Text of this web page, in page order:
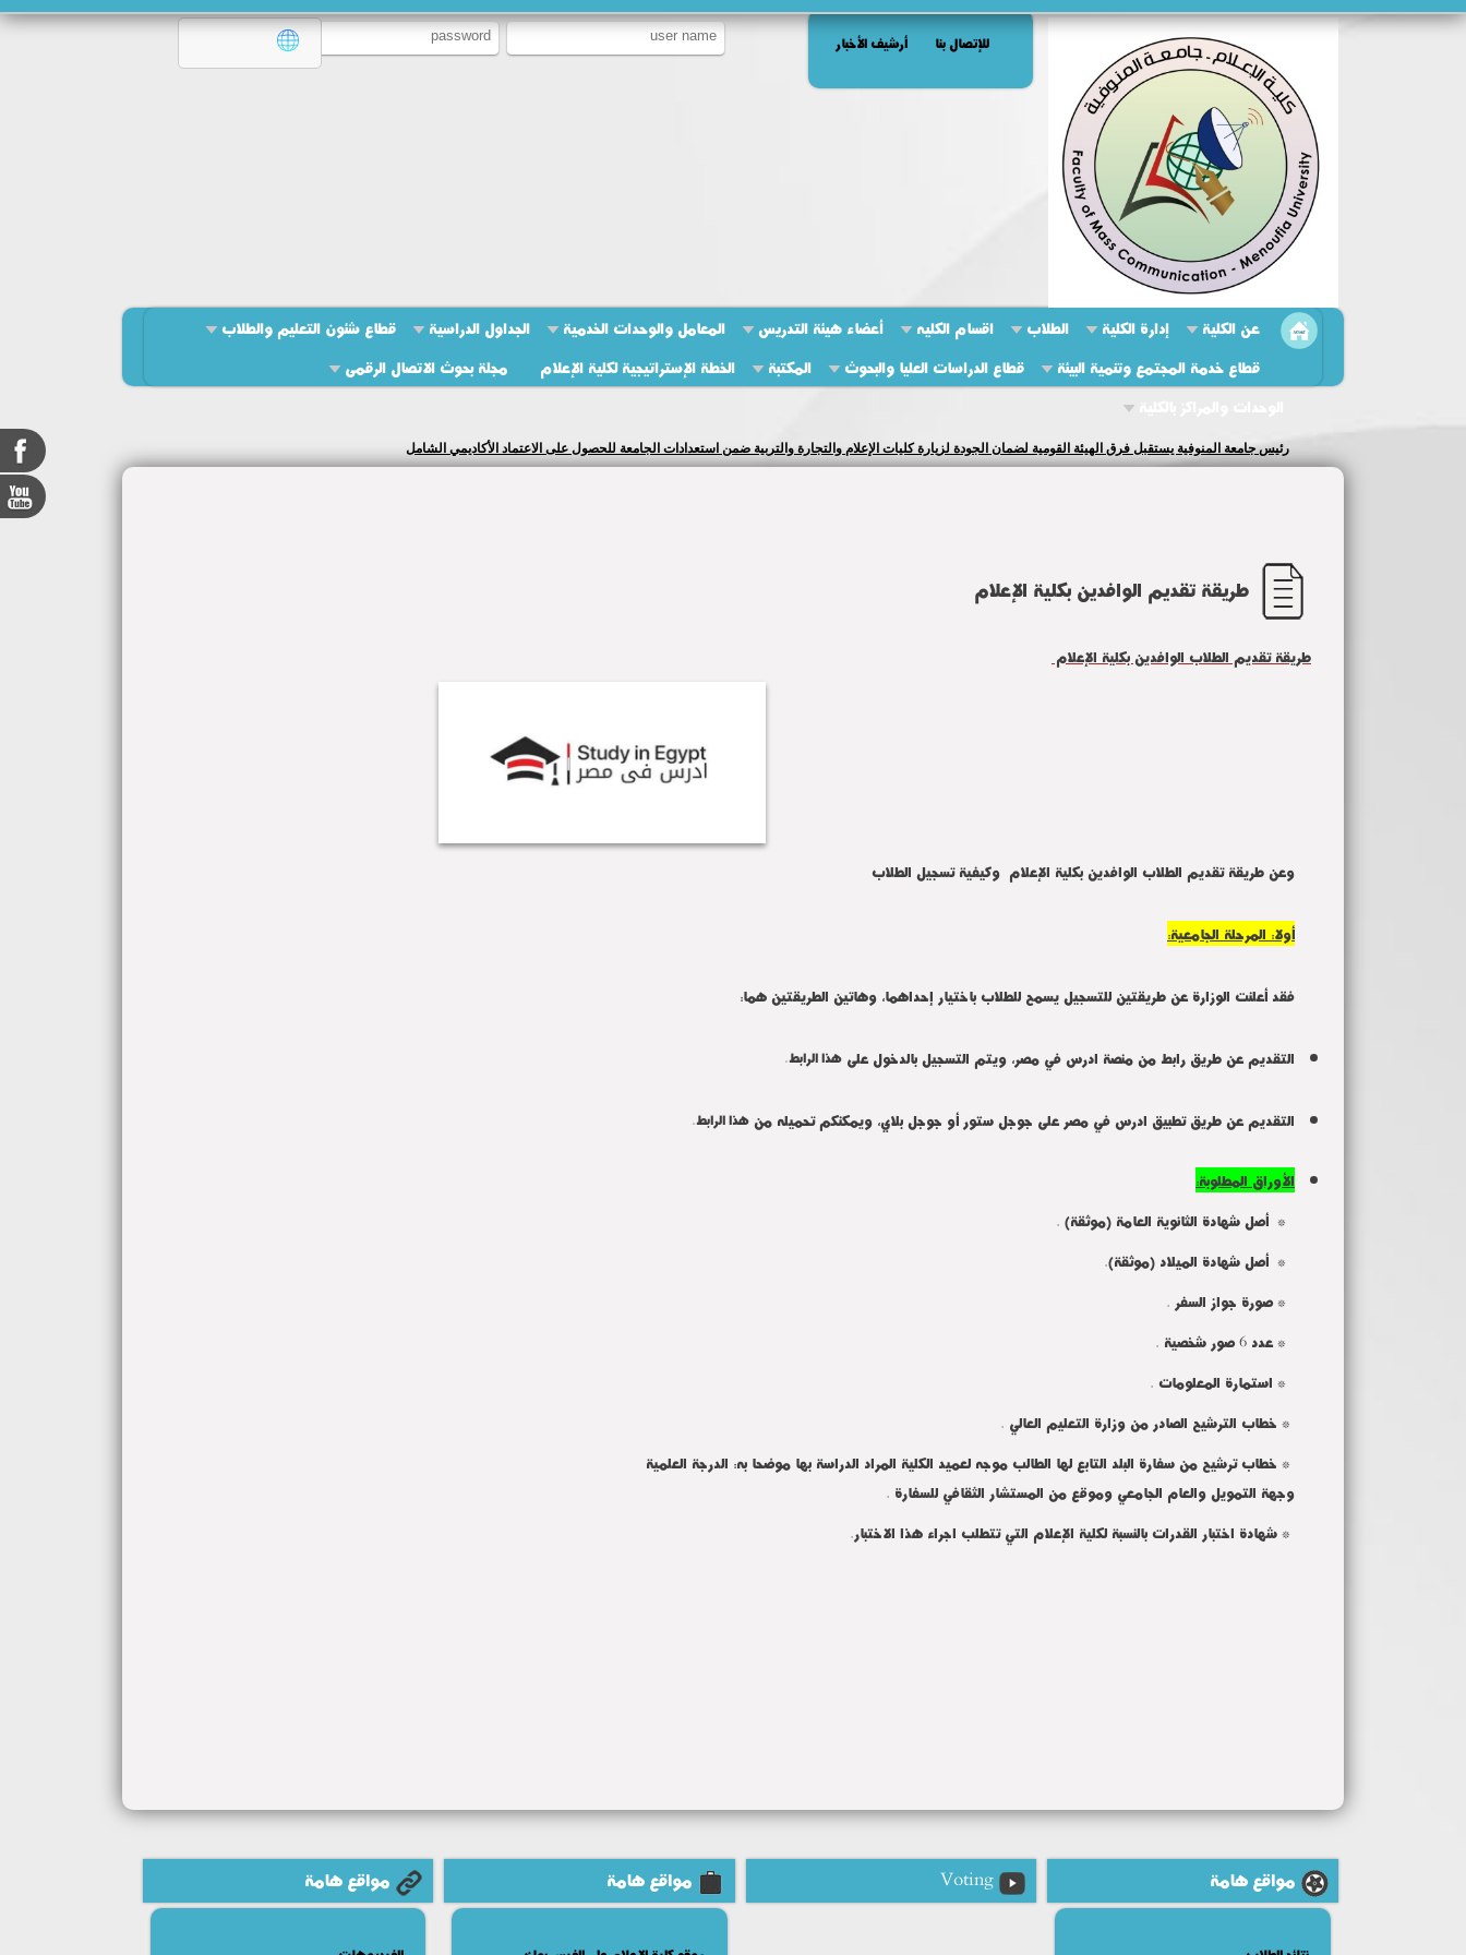
للإتصال بنا أرشيف الأخبار
عن الكلية إدارة الكلية الطلاب اقسام الكليه أعضاء هيئة التدريس المعامل والوحدات الخدمية الجداول الدراسية
قطاع شئون التعليم والطلاب
قطاع خدمة المجتمع وتنمية البيئة
قطاع الدراسات العليا والبحوث المكتبة الخطة الإستراتيجية لكلية الإعلام
مجلة بحوث الاتصال الرقمى
عميد الكلية تستقبل لجنة التمييز البيئي بالجامعة
طريقة تقديم الوافدين بكلية الإعلام
طريقة تقديم الطلاب الوافدين بكلية الإعلام
وعن طريقة تقديم الطلاب الوافدين بكلية الإعلام وكيفية تسجيل الطلاب
أولا: المرحلة الجامعية:
فقد أعلنت الوزارة عن طريقتين للتسجيل يسمح للطلاب باختيار إحداهما، وهاتين الطريقتين هما:
التقديم عن طريق رابط من منصة ادرس في مصر، ويتم التسجيل بالدخول على هذا الرابط.
التقديم عن طريق تطبيق ادرس في مصر على جوجل ستور أو جوجل بلاي، ويمكنكم تحميله منهذا الرابط.
الأوراق المطلوبة:
* أصل شهادة الثانوية العامة (موثقة) .
* أصل شهادة الميلاد (موثقة).
* صورة جواز السفر .
* عدد 6 صور شخصية .
* استمارة المعلومات .
* خطاب الترشيح الصادر من وزارة التعليم العالي .
* خطاب ترشيح من سفارة البلد التابع لها الطالب موجه لعميد الكلية المراد الدراسة بها موضحا به: الدرجة العلمية
وجهة التمويل والعام الجامعي وموقع من المستشار الثقافي للسفارة .
* شهادة اختبار القدرات بالنسبة لكلية الإعلام التي تتطلب اجراء هذا الاختبار.
مواقع هامة Voting مواقع هامة مواقع هامة